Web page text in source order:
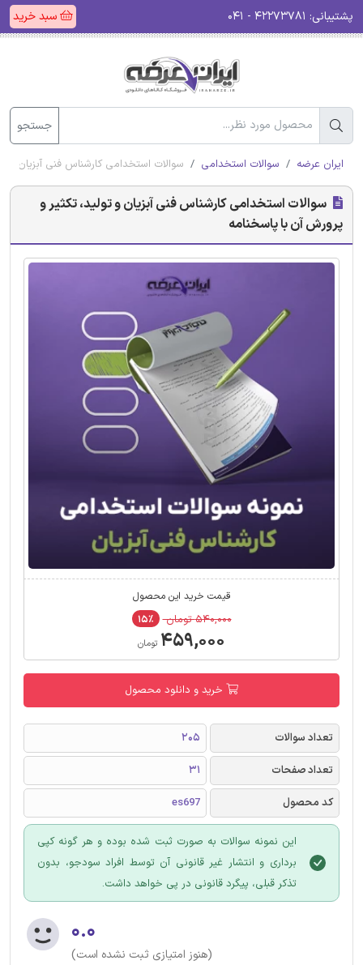
پشتیبانی: سبد خرید
جستجو
ایران عرضه سوالات استخدامی سوالات استخدامی کارشناس فنی آبزیان و
سوالات استخدامی کارشناس فنی آبزیان و تولید، تکثیر و
پرورش آن با پاسخنامه
قیمت خرید این محصول
۵۴۰,۰۰۰ تومان ۱۵٪
۴۵۹,۰۰۰ تومان
خرید و دانلود محصول
تعداد سوالات
205
تعداد صفحات
31
کد محصول
es697
این نمونه سوالات به صورت ثبت شده بوده و هر گونه کپی
برداری و انتشار غیر قانونی آن توسط افراد سودجو، بدون
تذکر قبلی، پیگرد قانونی در پی خواهد داشت.
۰.۰
(هنوز امتیازی ثبت نشده است)